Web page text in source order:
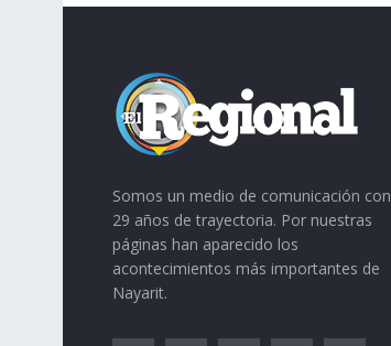
Somos un medio de comunicación con
29 años de trayectoria. Por nuestras
páginas han aparecido los
acontecimientos más importantes de
Nayarit.